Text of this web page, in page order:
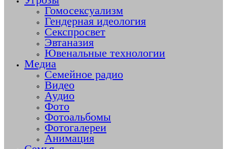
Гомосексуализм
Гендерная идеология
Секспросвет
Эвтаназия
Ювенальные технологии
Медиа
Семейное радио
Видео
Аудио
Фото
Фотоальбомы
Фотогалереи
Анимация